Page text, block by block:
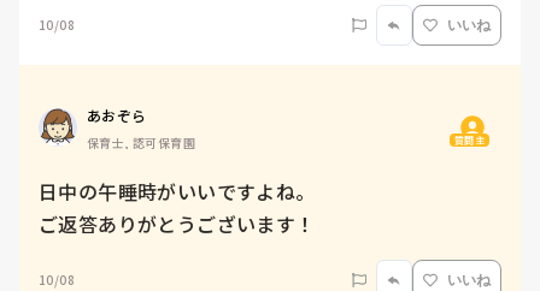
10/08 いいね
あおぞら
保育士, 認可保育園 質問主
日中の午睡時がいいですよね。
ご返答ありがとうございます！
10/08 いいね